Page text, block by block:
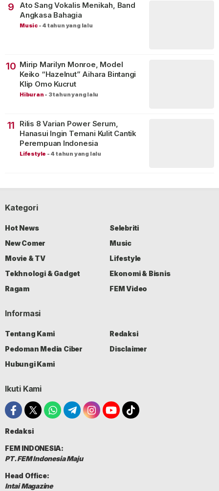
9
Ato Sang Vokalis Menikah, Band
Angkasa Bahagia
Music - 4 tahun yang lalu
10 Mirip Marilyn Monroe, Model
Keiko “Hazelnut” Aihara Bintangi
Klip Omo Kucrut
Hiburan - 3 tahun yang lalu
11
Rilis 8 Varian Power Serum,
Hanasui Ingin Temani Kulit Cantik
Perempuan Indonesia
Lifestyle - 4 tahun yang lalu
Kategori
Hot News
Selebriti
New Comer
Music
Movie & TV
Lifestyle
Tekhnologi & Gadget
Ekonomi & Bisnis
Ragam
FEM Video
Informasi
Tentang Kami
Redaksi
Pedoman Media Ciber
Disclaimer
Hubungi Kami
Ikuti Kami
Redaksi
FEM INDONESIA:
PT. FEM Indonesia Maju
Head Office:
Intai Magazine